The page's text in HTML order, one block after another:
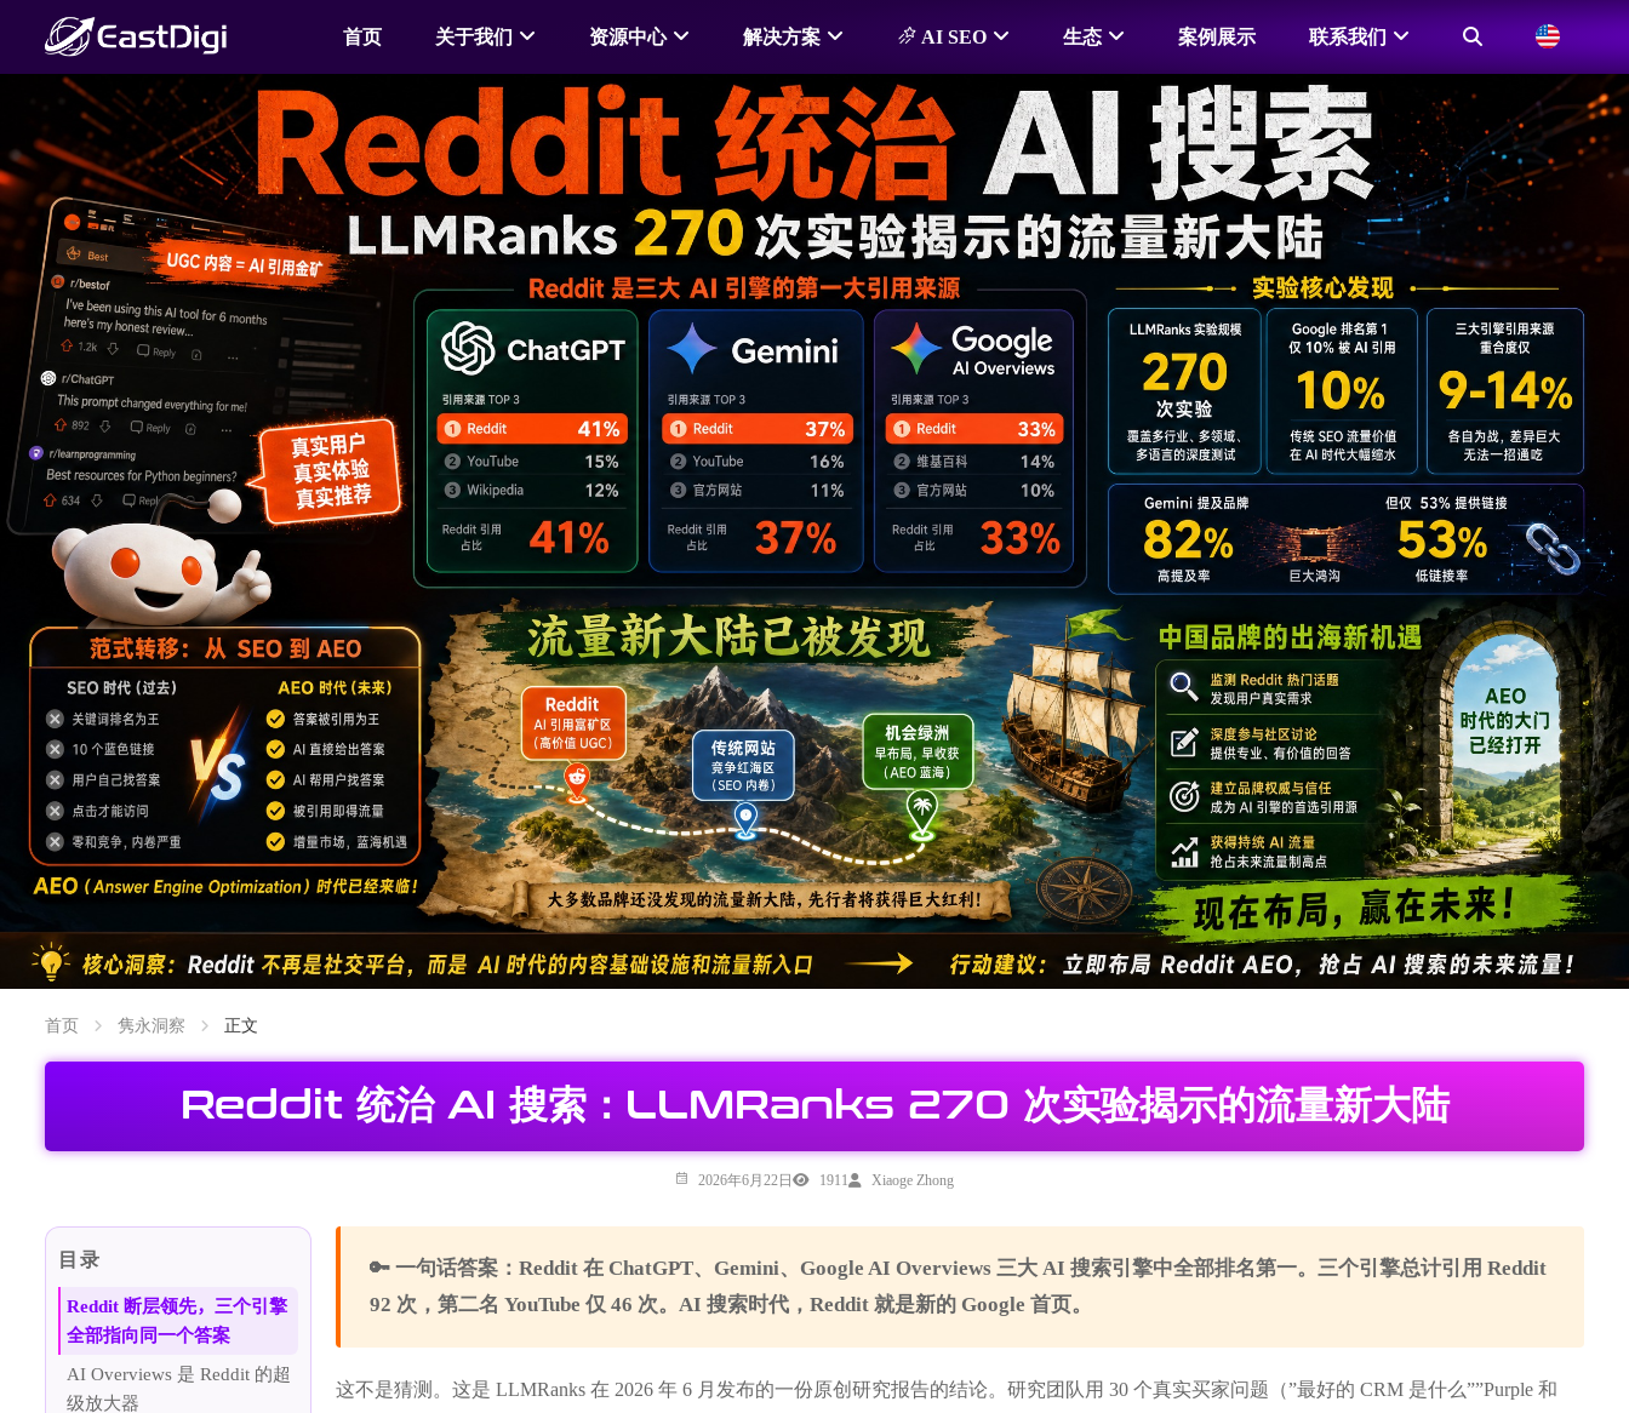
首页 关于我们 资源中心 解决方案 AI SEO 生态 案例展示 联系我们
首页 隽永洞察 正文
Reddit 统治 AI 搜索：LLMRanks 270 次实验揭示的流量新大陆
2026年6月22日 1911 Xiaoge Zhong
目录
Reddit 断层领先，三个引擎
全部指向同一个答案
AI Overviews 是 Reddit 的超
级放大器
🔑 一句话答案：Reddit 在 ChatGPT、Gemini、Google AI Overviews 三大 AI 搜索引擎中全部排名第一。三个引擎总计引用 Reddit
92 次，第二名 YouTube 仅 46 次。AI 搜索时代，Reddit 就是新的 Google 首页。
这不是猜测。这是 LLMRanks 在 2026 年 6 月发布的一份原创研究报告的结论。研究团队用 30 个真实买家问题（”最好的 CRM 是什么””Purple 和